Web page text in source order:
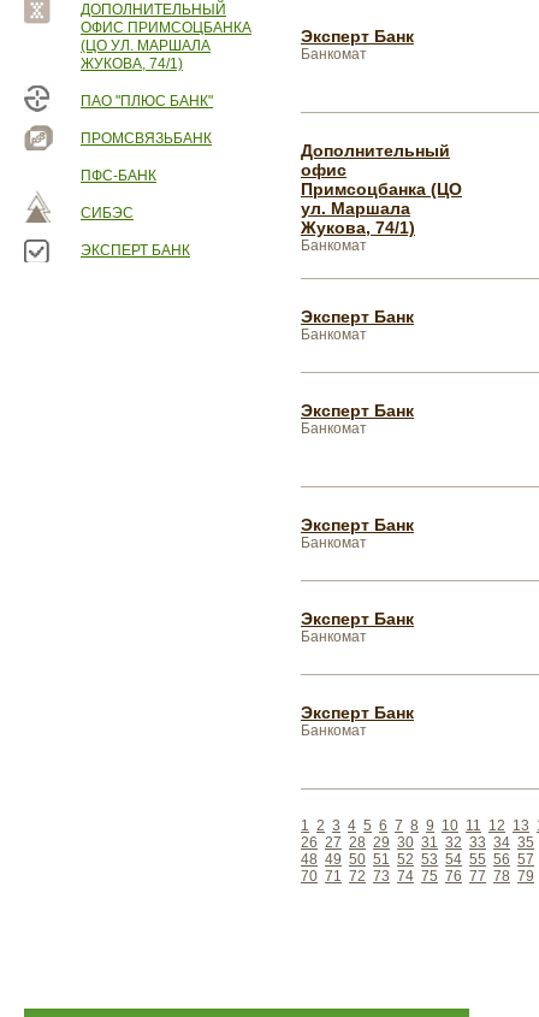
ДОПОЛНИТЕЛЬНЫЙ
ОФИС ПРИМСОЦБАНКА
(ЦО УЛ. МАРШАЛА
ЖУКОВА, 74/1)
ПАО "ПЛЮС БАНК"
ПРОМСВЯЗЬБАНК
ПФС-БАНК
СИБЭС
ЭКСПЕРТ БАНК
Эксперт Банк
Банкомат
Дополнительный
офис
Примсоцбанка (ЦО
ул. Маршала
Жукова, 74/1)
Банкомат
Эксперт Банк
Банкомат
Эксперт Банк
Банкомат
Эксперт Банк
Банкомат
Эксперт Банк
Банкомат
Эксперт Банк
Банкомат
1 2 3 4 5 6 7 8 9 10 11 12 13
26 27 28 29 30 31 32 33 34 35
48 49 50 51 52 53 54 55 56 57
70 71 72 73 74 75 76 77 78 79